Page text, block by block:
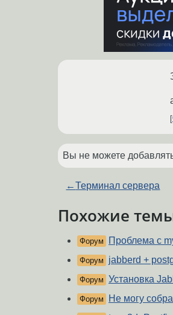
Вы не можете
←Терминал сервера
Похожие
Форум Проблема с
Форум jabberd +
Форум Установка
Форум Не могу